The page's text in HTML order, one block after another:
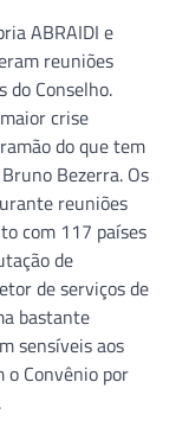
ABRAIDI e
reuniões
do Conselho.
crise
do que tem
Bezerra. Os
reuniões
com 117 países
de
de serviços de
bastante
sensíveis aos
Convênio por